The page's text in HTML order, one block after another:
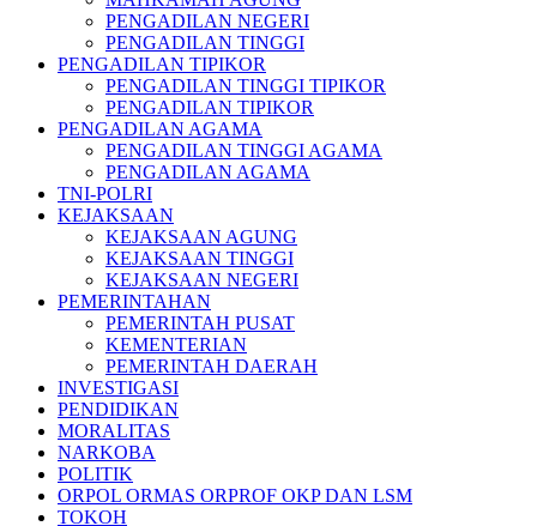
PENGADILAN NEGERI
PENGADILAN TINGGI
PENGADILAN TIPIKOR
PENGADILAN TINGGI TIPIKOR
PENGADILAN TIPIKOR
PENGADILAN AGAMA
PENGADILAN TINGGI AGAMA
PENGADILAN AGAMA
TNI-POLRI
KEJAKSAAN
KEJAKSAAN AGUNG
KEJAKSAAN TINGGI
KEJAKSAAN NEGERI
PEMERINTAHAN
PEMERINTAH PUSAT
KEMENTERIAN
PEMERINTAH DAERAH
INVESTIGASI
PENDIDIKAN
MORALITAS
NARKOBA
POLITIK
ORPOL ORMAS ORPROF OKP DAN LSM
TOKOH